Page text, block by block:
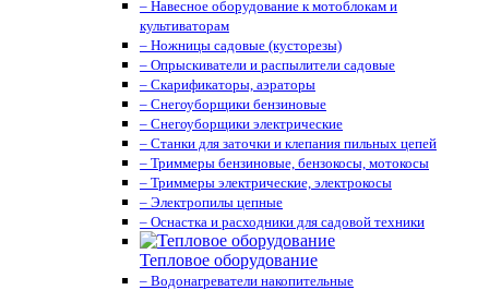
– Навесное оборудование к мотоблокам и
культиваторам
– Ножницы садовые (кусторезы)
– Опрыскиватели и распылители садовые
– Скарификаторы, аэраторы
– Снегоуборщики бензиновые
– Снегоуборщики электрические
– Станки для заточки и клепания пильных цепей
– Триммеры бензиновые, бензокосы, мотокосы
– Триммеры электрические, электрокосы
– Электропилы цепные
– Оснастка и расходники для садовой техники
Тепловое оборудование
– Водонагреватели накопительные